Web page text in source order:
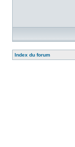
Index du forum